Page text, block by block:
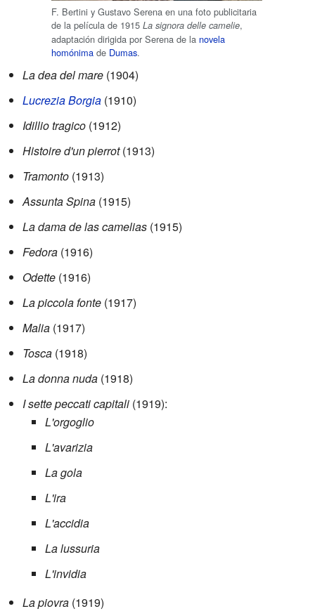
F. Bertini y Gustavo Serena en una foto publicitaria
de la película de 1915 La signora delle camelie,
adaptación dirigida por Serena de la novela
homónima de Dumas.
La dea del mare (1904)
Lucrezia Borgia (1910)
Idillio tragico (1912)
Histoire d'un pierrot(1913)
Tramonto (1913)
Assunta Spina (1915)
La dama de las camelias (1915)
Fedora (1916)
Odette (1916)
La piccola fonte (1917)
Malia (1917)
Tosca (1918)
La donna nuda (1918)
I sette peccati capitali (1919):
L'orgoglio
L'avarizia
La gola
L'ira
L'accidia
La lussuria
L'invidia
La piovra (1919)